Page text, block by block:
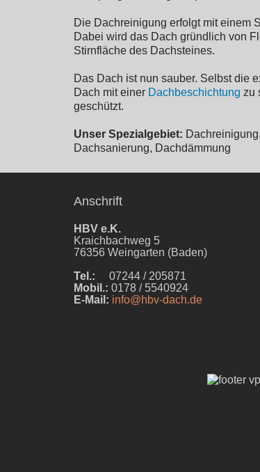
Die Dachreinigung erfolgt mit einem
Dabei wird das Dach gründlich von
Stirnfläche des Dachsteines.
Das Dach ist nun sauber. Selbst die
Dach mit einer Dachbeschichtung zu
geschützt.
Unser Spezialgebiet:
Dachsanierung, Dachdämmung
Anschrift
HBV e.K.
Kraichbachweg 5
76356 Weingarten (Baden)
Tel.: 07244 / 205871
Mobil.: 0178 / 5540924
E-Mail: info@hbv-dach.de